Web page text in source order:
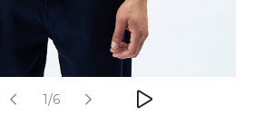
1/6